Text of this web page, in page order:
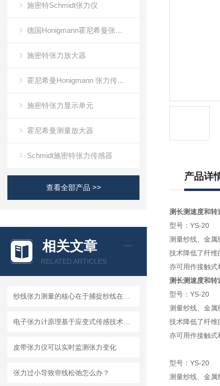
施密特Schmidt张力仪
德国Honigmann霍尼希曼张力仪
施密特张力放大器
霍尼希曼Honigmann 张力传感器RFS系列
施密特张力显示单元
霍尼希曼测量放大器
Schmidt施密特张力传感器
查看全部产品 >>
相关文章
RELATED ARTICLES
皮带张力仪可以实时监测张力变化
张力过小导致帘线松弛怎么办？
产品详
测长测速度和转
型号：YS-20
测量纱线、金属
技术降低了纤维
亦可用作接触式
测长测速度和转
型号：YS-20
测量纱线、金属
技术降低了纤维
亦可用作接触式
型号：YS-20
测量纱线、金属